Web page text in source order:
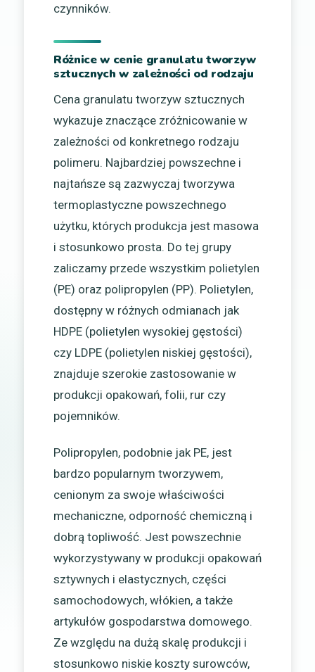
czynników.
Różnice w cenie granulatu tworzyw
sztucznych w zależności od rodzaju
Cena granulatu tworzyw sztucznych
wykazuje znaczące zróżnicowanie w
zależności od konkretnego rodzaju
polimeru. Najbardziej powszechne i
najtańsze są zazwyczaj tworzywa
termoplastyczne powszechnego
użytku, których produkcja jest masowa
i stosunkowo prosta. Do tej grupy
zaliczamy przede wszystkim polietylen
(PE) oraz polipropylen (PP). Polietylen,
dostępny w różnych odmianach jak
HDPE (polietylen wysokiej gęstości)
czy LDPE (polietylen niskiej gęstości),
znajduje szerokie zastosowanie w
produkcji opakowań, folii, rur czy
pojemników.
Polipropylen, podobnie jak PE, jest
bardzo popularnym tworzywem,
cenionym za swoje właściwości
mechaniczne, odporność chemiczną i
dobrą topliwość. Jest powszechnie
wykorzystywany w produkcji opakowań
sztywnych i elastycznych, części
samochodowych, włókien, a także
artykułów gospodarstwa domowego.
Ze względu na dużą skalę produkcji i
stosunkowo niskie koszty surowców,